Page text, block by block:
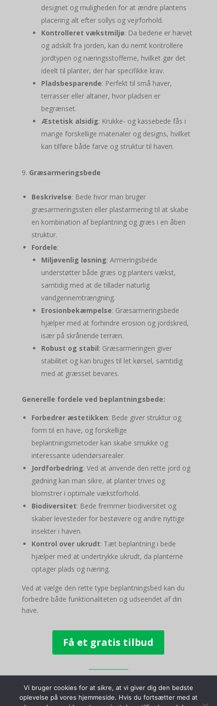
designet og muligheden for at ændre plantens
placering alt efter sollys og vejrforhold.
Kontrolleret vækstmiljø: Da bedene er hævet
og adskilt fra jorden, kan du nemt kontrollere
jordtypen og næringsstofferne, hvilket gør det
ideelt til planter, der har specifikke krav.
Pladsbesparende: Perfekt til små haver,
terrasser eller altaner, hvor pladsen er
begrænset.
Æstetisk alsidig: Krukke- og kassebede fås i
mange forskellige materialer og designs, hvilket
kan tilføre både farve og struktur til haven.
Græsarmeringsbede
Beskrivelse: Bede hvor man bruger
græsarmeringssten eller plastarmering til at skabe
en kombination af beplantning og græs i en åben
struktur.
Fordele:
Miljøvenlig løsning: Armeringsbede
understøtter både græs og planters vækst,
samtidig med at de tillader naturlig
vandgennemtrængning.
Erosionbekæmpelse: Græsarmeringsbede
hjælper med at forhindre erosion og jordskred,
især på skrånende terræn.
Robust og stabil: Græsarmeringen giver
stabilitet og kan bruges til let kørsel, samtidig
med at græsset bevares.
Generelle fordele ved beplantningsbede:
Forbedrer æstetikken: Bede giver struktur og
form til en have, og forskellige
beplantningsmetoder kan skabe smukke og
interessante udendørsarealer.
Jordforbedring: Ved at anvende den rette jord og
gødning kan man sikre, at planter trives og
blomstrer i optimale vækstforhold.
Biodiversitet: Bede fremmer biodiversitet og
skaber levesteder for bestøvere og andre nyttige
insekter i haven.
Kontrol over ukrudt: Tæt beplantning i bede
hjælper med at undertrykke ukrudt, da planterne
optager plads og næring.
Ved at vælge den rette type beplantningsbed kan du
forbedre både funktionaliteten og udseendet af din
have.
Få et gratis tilbud
Vi bruger cookies for at sikre, at vi giver dig den bedste
oplevelse på vores hjemmeside. Hvis du fortsætter med at